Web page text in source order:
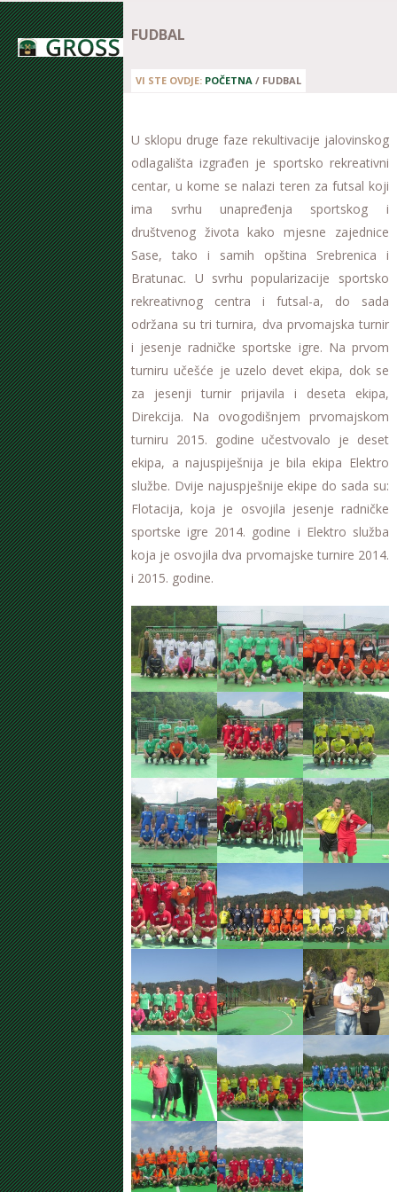
FUDBAL
VI STE OVDJE: POČETNA / FUDBAL
U sklopu druge faze rekultivacije jalovinskog
odlagališta izgrađen je sportsko rekreativni
centar, u kome se nalazi teren za futsal koji
ima svrhu unapređenja sportskog i
društvenog života kako mjesne zajednice
Sase, tako i samih opština Srebrenica i
Bratunac. U svrhu popularizacije sportsko
rekreativnog centra i futsal-a, do sada
održana su tri turnira, dva prvomajska turnir
i jesenje radničke sportske igre. Na prvom
turniru učešće je uzelo devet ekipa, dok se
za jesenji turnir prijavila i deseta ekipa,
Direkcija. Na ovogodišnjem prvomajskom
turniru 2015. godine učestvovalo je deset
ekipa, a najuspiješnija je bila ekipa Elektro
službe. Dvije najuspješnije ekipe do sada su:
Flotacija, koja je osvojila jesenje radničke
sportske igre 2014. godine i Elektro služba
koja je osvojila dva prvomajske turnire 2014.
i 2015. godine.